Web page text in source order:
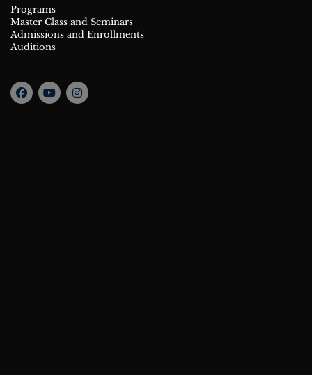
Programs
Master Class and Seminars
Admissions and Enrollments
Auditions